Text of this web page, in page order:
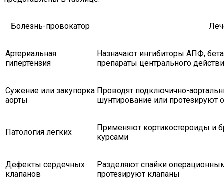
Болезнь-провокатор
Артериальная
гипертензия
Назначают ингибиторы АПФ,
препараты центрального
Сужение или закупорка
аорты
Проводят подключично-
шунтирование или протезируют
Патология легких
Применяют кортикостероиды и
курсами
Дефекты сердечных
клапанов
Разделяют спайки
протезируют клапаны